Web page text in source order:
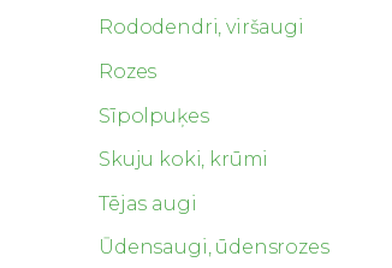
Rododendri, viršaugi
Rozes
Sīpolpuķes
Skuju koki, krūmi
Tējas augi
Ūdensaugi, ūdensrozes